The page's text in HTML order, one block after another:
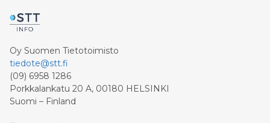
Oy Suomen Tietotoimisto
tiedote@stt.fi
(09) 6958 1286
Porkkalankatu 20 A, 00180 HELSINKI
Suomi – Finland